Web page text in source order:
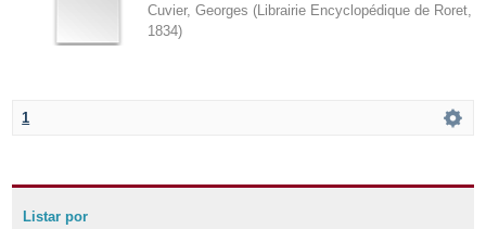
Cuvier, Georges ( Librairie Encyclopédique de Roret
1834)
1
Listar por